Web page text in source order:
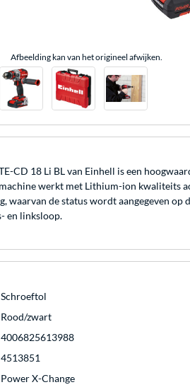
Afbeelding kan van het origineel afwijken.
CD 18 Li BL van Einhell is een
werkt met Lithium-ion kwaliteits
waarvan de status wordt aangegeven
en linksloop.
Schroeftol
Rood/zwart
4006825613988
4513851
Power X-Change